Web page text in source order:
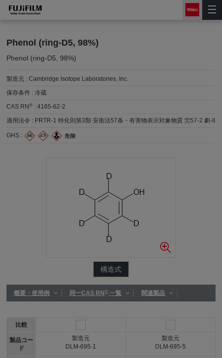
Phenol (ring-D5, 98%)
Phenol (ring-D5, 98%)
製造元 :Cambridge Isotope Laboratories, Inc.
保存条件 :冷蔵
CAS RN® :4165-62-2
適用法令 : PRTR-1 特化則第3類 安衛法57条・有害物表示対象物質 労57-2 劇-II
GHS :
構造式
概要・使用例 同一CAS RN®一覧 関連製品
比較
製品コー
ド
製造元
DLM-695-1
製造元
DLM-695-5